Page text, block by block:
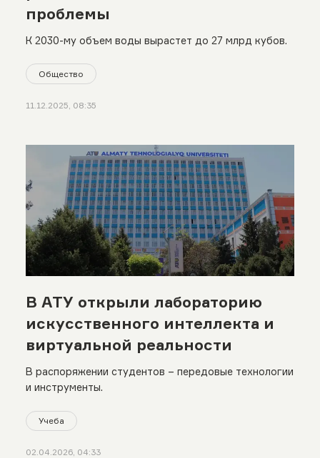
проблемы
К 2030-му объем воды вырастет до 27 млрд кубов.
Общество
11.12.2025, 08:35
В АТУ открыли лабораторию
искусственного интеллекта и
виртуальной реальности
В распоряжении студентов – передовые технологии
и инструменты.
Учеба
02.04.2026, 04:33